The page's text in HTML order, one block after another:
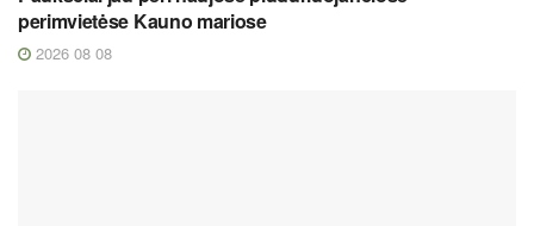
perimvietėse Kauno mariose
2026 08 08